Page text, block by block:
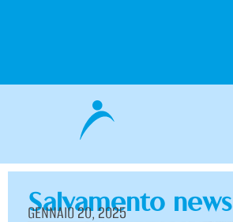
Salvamento news
GENNAIO 20, 2025